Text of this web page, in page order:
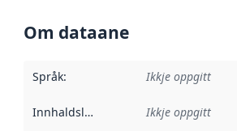
Om dataane
Språk: Ikkje oppgitt
Innhaldsleverandørar :
Ikkje oppgitt